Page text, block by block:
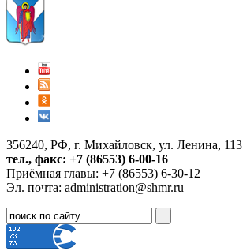
356240, РФ, г. Михайловск, ул. Ленина, 113
тел., факс: +7 (86553) 6-00-16
Приёмная главы: +7 (86553) 6-30-12
Эл. почта: administration@shmr.ru